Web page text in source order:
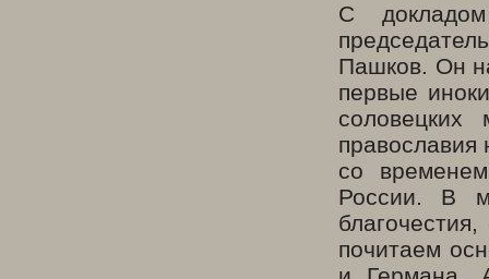
С
Пашков. Он
первые
соловецких
со
России. В
почитаем